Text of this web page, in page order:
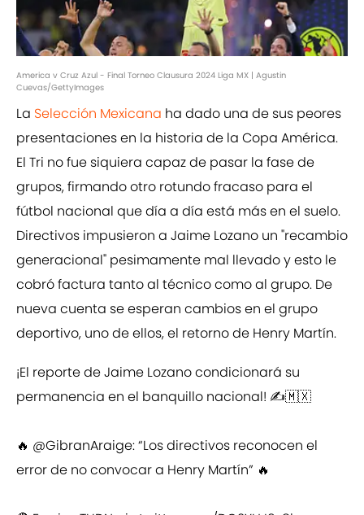
America v Cruz Azul - Final Torneo Clausura 2024 Liga MX | Agustin
Cuevas/GettyImages
La Selección Mexicana ha dado una de sus peores
presentaciones en la historia de la Copa América.
El Tri no fue siquiera capaz de pasar la fase de
grupos, firmando otro rotundo fracaso para el
fútbol nacional que día a día está más en el suelo.
Directivos impusieron a Jaime Lozano un "recambio
generacional" pesimamente mal llevado y esto le
cobró factura tanto al técnico como al grupo. De
nueva cuenta se esperan cambios en el grupo
deportivo, uno de ellos, el retorno de Henry Martín.
¡El reporte de Jaime Lozano condicionará su
permanencia en el banquillo nacional! ✍️🇲🇽
🔥 @GibranAraige: “Los directivos reconocen el
error de no convocar a Henry Martín” 🔥